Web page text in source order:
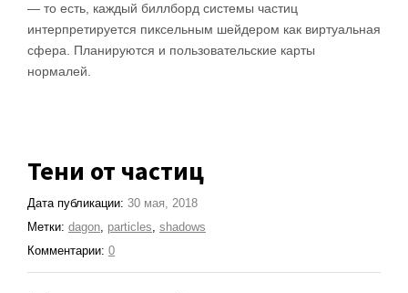
— то есть, каждый биллборд системы частиц
интерпретируется пиксельным шейдером как виртуальная
сфера. Планируются и пользовательские карты
нормалей.
Тени от частиц
Дата публикации: 30 мая, 2018
Метки: dagon, particles, shadows
Комментарии: 0